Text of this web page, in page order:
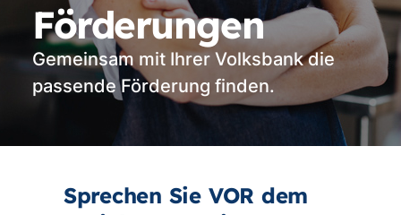
Förderungen
Gemeinsam mit Ihrer Volksbank die
passende Förderung finden.
Sprechen Sie VOR dem